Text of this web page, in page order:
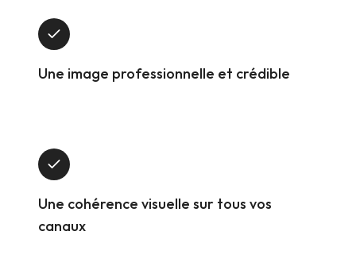
Une image professionnelle et crédible
Une cohérence visuelle sur tous vos
canaux